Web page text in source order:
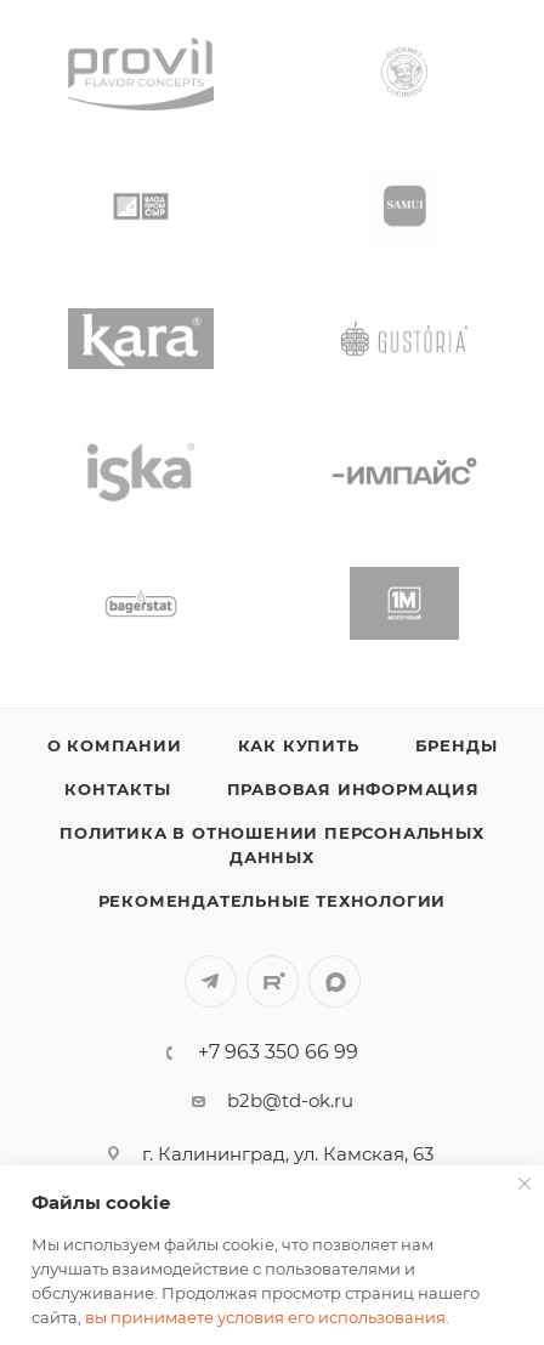
О КОМПАНИИ КАК КУПИТЬ БРЕНДЫ
КОНТАКТЫ ПРАВОВАЯ ИНФОРМАЦИЯ
ПОЛИТИКА В ОТНОШЕНИИ ПЕРСОНАЛЬНЫХ
ДАННЫХ
РЕКОМЕНДАТЕЛЬНЫЕ ТЕХНОЛОГИИ
+7 963 350 66 99
b2b@td-ok.ru
г. Калининград, ул. Камская, 63
СОГЛАСИЕ НА ОБРАБОТКУ ПЕРСОНАЛЬНЫХ ДАННЫХ
Файлы cookie
Мы используем файлы cookie, что позволяет нам
улучшать взаимодействие с пользователями и
обслуживание. Продолжая просмотр страниц нашего
сайта, вы принимаете условия его использования.